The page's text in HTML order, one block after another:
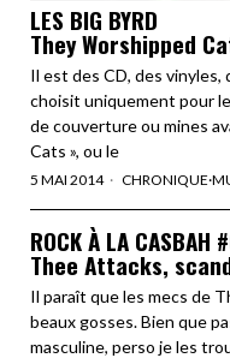
LES BIG BYRD
They Worshipped
Il est des CD, des vinyles,
choisit uniquement pour
de couverture ou mines
Cats », ou le
5 MAI 2014 CHRONIQUE·
ROCK À LA CASBAH
Thee Attacks,
Il paraît que les mecs de
beaux gosses. Bien que
masculine, perso je les